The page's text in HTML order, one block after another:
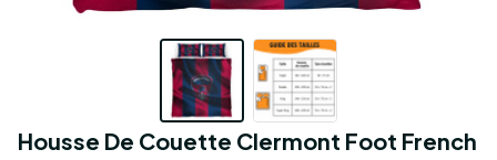
Housse De Couette Clermont Foot French